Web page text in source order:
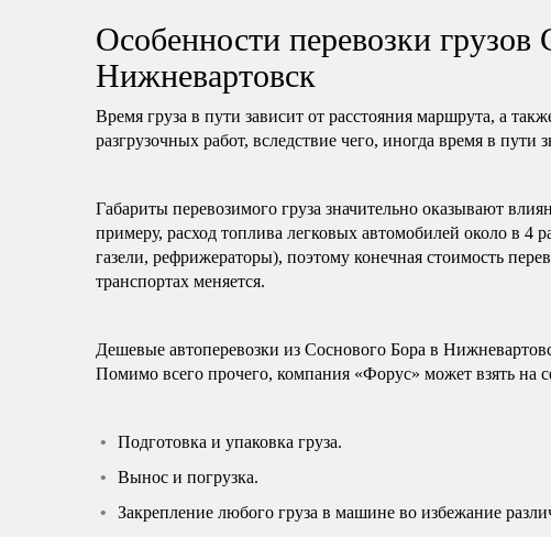
Особенности перевозки
Нижневартовск
Время груза в пути зависит от расстояния маршрута, а
разгрузочных работ, вследствие чего, иногда время в пути
Габариты перевозимого груза значительно оказывают
примеру, расход топлива легковых автомобилей около в
газели, рефрижераторы), поэтому конечная стоимость
транспортах меняется.
Дешевые автоперевозки из Соснового Бора в
Помимо всего прочего, компания «Форус» может взять на
Подготовка и упаковка груза.
Вынос и погрузка.
Закрепление любого груза в машине во избежание